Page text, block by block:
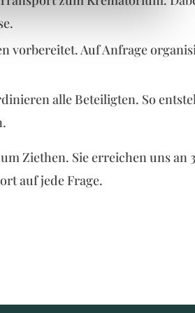
vorbereitet. Auf Anfrage
alle Beteiligten. So
Ziethen. Sie erreichen uns an
auf jede Frage.